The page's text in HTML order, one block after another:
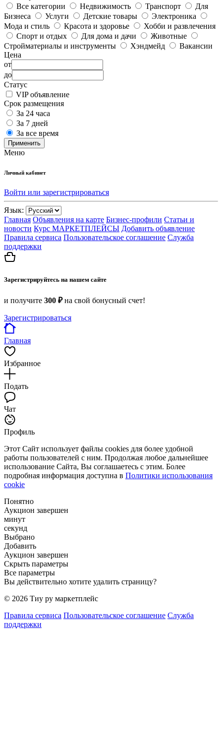
Все категории
Недвижимость Транспорт
Для
Бизнеса
Услуги Детские товары
Электроника
Мода и стиль
Красота и здоровье
Хобби и развлечения
Спорт и отдых
Для дома и дачи
Животные
Стройматериалы и инструменты
Хэндмейд
Вакансии
Цена
от
до
Статус
VIP объявление
Срок размещения
За 24 часа
За 7 дней
За все время
Применить
Меню
Личный кабинет
Войти или зарегистрироваться
Язык:
Главная Объявления на карте Бизнес-профили Статьи и
новости Курс МАРКЕТПЛЕЙСЫ Добавить объявление
Правила сервиса Пользовательское соглашение Служба
поддержки
Зарегистрируйтесь на нашем сайте
и получите 300 ₽на свой бонусный счет!
Зарегистрироваться
Главная
Избранное
Подать
Чат
Профиль
Этот Сайт использует файлы cookies для более удобной
работы пользователей с ним. Продолжая любое дальнейшее
использование Сайта, Вы соглашаетесь с этим. Более
подробная информация доступна в Политики использования
cookie
Понятно
Аукцион завершен
минут
секунд
Выбрано
Добавить
Аукцион завершен
Скрыть параметры
Все параметры
Вы действительно хотите удалить страницу?
© 2026 Тиу ру маркетплейс
Правила сервиса Пользовательское соглашение Служба
поддержки